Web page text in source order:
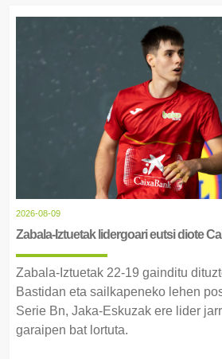
2026-08-09
Zabala-Iztuetak lidergoari eutsi diote
Zabala-Iztuetak 22-19 gainditu
Bastidan eta sailkapeneko lehen
Serie Bn, Jaka-Eskuzak ere lider
garaipen bat lortuta.